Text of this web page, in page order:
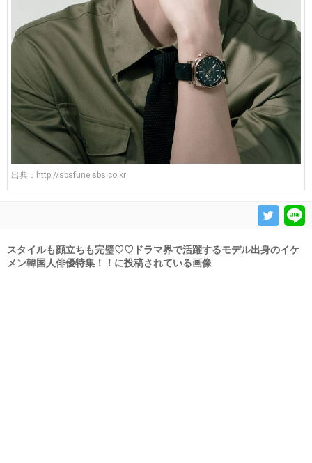
出典： http://sbsfune.sbs.co.kr
スタイルも顔立ちも完璧♡♡ドラマ界で活躍するモデル出身のイケ
メン韓国人俳優特集！！に投稿されている画像